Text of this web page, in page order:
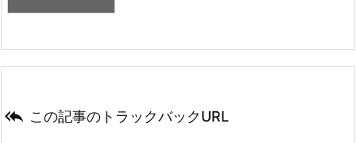
 この記事のトラックバックURL